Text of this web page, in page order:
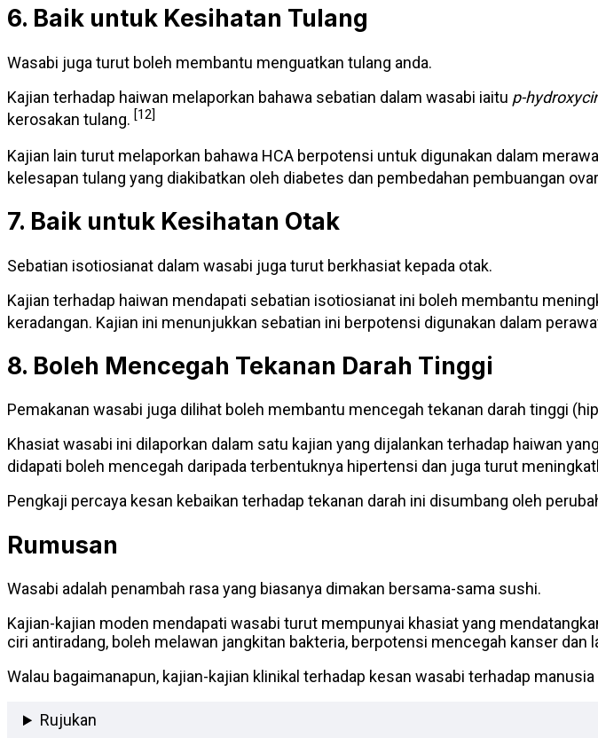
6. Baik untuk Kesihatan Tulang
Wasabi juga turut boleh membantu menguatkan tulang anda.
Kajian terhadap haiwan melaporkan bahawa sebatian dalam wasabi iaitu p-
kerosakan tulang. [12]
Kajian lain turut melaporkan bahawa HCA berpotensi untuk digunakan dalam
kelesapan tulang yang diakibatkan oleh diabetes dan pembedahan pembuangan
7. Baik untuk Kesihatan Otak
Sebatian isotiosianat dalam wasabi juga turut berkhasiat kepada otak.
Kajian terhadap haiwan mendapati sebatian isotiosianat ini boleh membantu
keradangan. Kajian ini menunjukkan sebatian ini berpotensi digunakan dalam
8. Boleh Mencegah Tekanan Darah Tinggi
Pemakanan wasabi juga dilihat boleh membantu mencegah tekanan darah tinggi
Khasiat wasabi ini dilaporkan dalam satu kajian yang dijalankan terhadap haiwan
didapati boleh mencegah daripada terbentuknya hipertensi dan juga turut
Pengkaji percaya kesan kebaikan terhadap tekanan darah ini disumbang oleh
Rumusan
Wasabi adalah penambah rasa yang biasanya dimakan bersama-sama sushi.
Kajian-kajian moden mendapati wasabi turut mempunyai khasiat yang
ciri antiradang, boleh melawan jangkitan bakteria, berpotensi mencegah kanser dan
Walau bagaimanapun, kajian-kajian klinikal terhadap kesan wasabi terhadap
Rujukan